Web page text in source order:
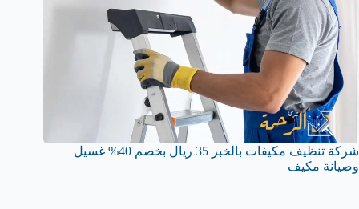
شركة تنظيف مكيفات بالخبر 35 ريال بخصم 40% غسيل
وصيانة مكيف